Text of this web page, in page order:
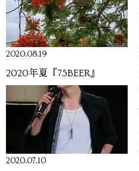
2020.08.19
2020年夏『75BEER』
2020.07.10